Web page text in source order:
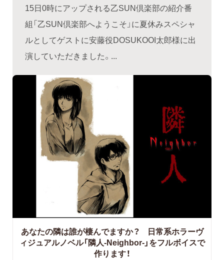
15日0時にアップされる乙SUN倶楽部の紹介番
組「乙SUN倶楽部へようこそ」に夏休みスペシャ
ルとしてゲストに安藤役DOSUKOOI太郎様に出
演していただきました。...
あなたの隣は誰が棲んでますか？ 日常系ホラーヴ
ィジュアルノベル「隣人-Neighbor-」をフルボイスで
作ります！